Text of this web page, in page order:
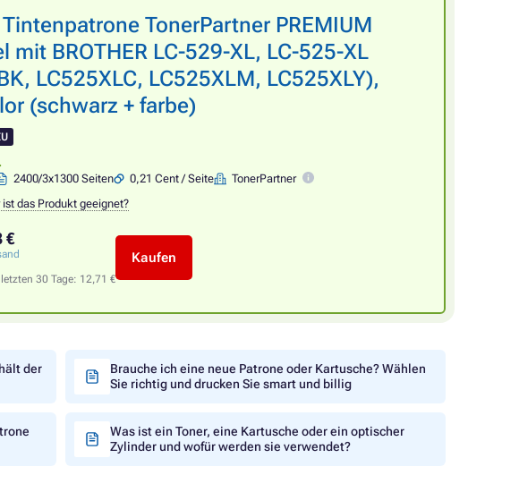
TonerPartner PREMIUM
mit BROTHER LC-529-XL, LC-525-XL
LC525XLC, LC525XLM, LC525XLY),
(schwarz + farbe)
2400/3x1300 Seiten 0,21 Cent / Seite
TonerPartner
das Produkt geeignet?
€
30 Tage: 12,71 €
Kaufen
der
Brauche ich eine neue Patrone oder Kartusche? Wählen
Sie richtig und drucken Sie smart und billig
Was ist ein Toner, eine Kartusche oder ein optischer
Zylinder und wofür werden sie verwendet?